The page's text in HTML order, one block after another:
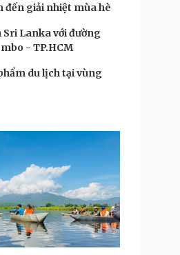
đến giải nhiệt mùa hè
Sri Lanka với đường
- TP.HCM
du lịch tại vùng